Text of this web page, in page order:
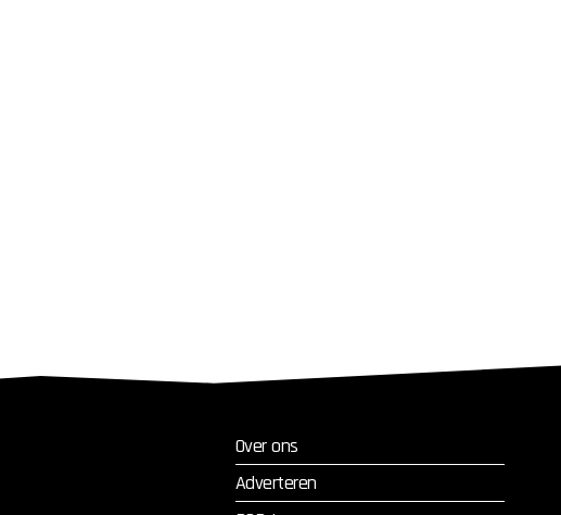
Over ons
Adverteren